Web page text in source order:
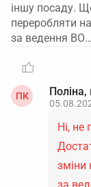
іншу посаду.
переробляти
за ведення ВО…
ПК Поліна,
Ні, не
зміни